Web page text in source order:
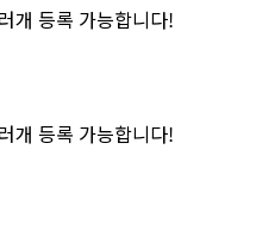
개 등록 가능합니다!
개 등록 가능합니다!